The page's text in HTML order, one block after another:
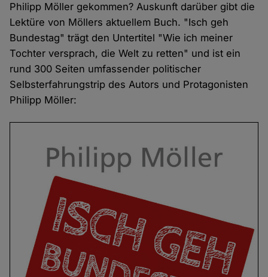
Philipp Möller gekommen? Auskunft darüber gibt die
Lektüre von Möllers aktuellem Buch. "Isch geh
Bundestag" trägt den Untertitel "Wie ich meiner
Tochter versprach, die Welt zu retten" und ist ein
rund 300 Seiten umfassender politischer
Selbsterfahrungstrip des Autors und Protagonisten
Philipp Möller: